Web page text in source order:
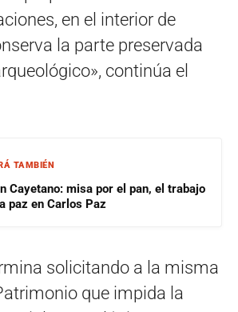
en el interior de
la parte preservada
continúa el
TAMBIÉN
Cayetano: misa por el pan, el trabajo
paz en Carlos Paz
solicitando a la misma
que impida la